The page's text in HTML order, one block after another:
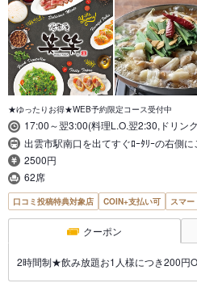
★ゆったりお得★WEB予約限定コース受付中
17:00～翌3:00(料理L.O.翌2:30,ドリン
出雲市駅南口を出てすぐﾛｰﾀﾘｰの右側
2500円
62席
口コミ投稿特典対象店 COIN+支払い可 スマ
クーポン
2時間制★飲み放題お1人様につき200円